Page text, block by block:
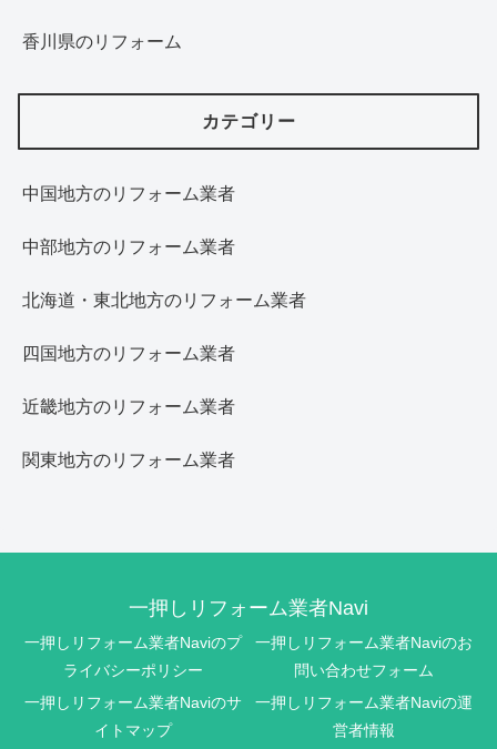
香川県のリフォーム
カテゴリー
中国地方のリフォーム業者
中部地方のリフォーム業者
北海道・東北地方のリフォーム業者
四国地方のリフォーム業者
近畿地方のリフォーム業者
関東地方のリフォーム業者
一押しリフォーム業者Navi
一押しリフォーム業者Naviのプ
ライバシーポリシー
一押しリフォーム業者Naviのお
問い合わせフォーム
一押しリフォーム業者Naviのサ
イトマップ
一押しリフォーム業者Naviの運
営者情報